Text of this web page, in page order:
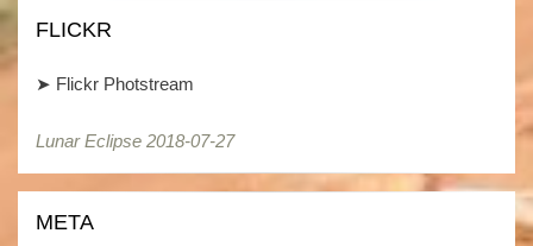
FLICKR
➤ Flickr Photstream
Lunar Eclipse 2018-07-27
Lunar Eclipse 2018-07-27
META